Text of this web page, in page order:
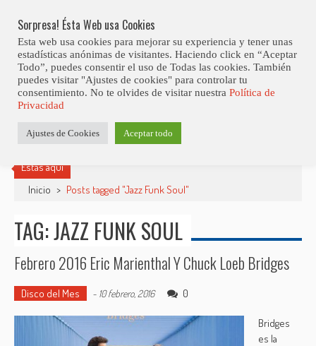
content
Club Contest.
Estás aquí
Inicio > Posts tagged "Jazz Funk Soul"
TAG: JAZZ FUNK SOUL
Febrero 2016 Eric Marienthal Y Chuck Loeb Bridges
Disco del Mes - 10 febrero, 2016 0
Bridges
es la
Sorpresa! Ésta Web usa Cookies
Esta web usa cookies para mejorar su experiencia y tener unas
estadísticas anónimas de visitantes. Haciendo click en “Aceptar
Todo”, puedes consentir el uso de Todas las cookies. También
puedes visitar "Ajustes de cookies" para controlar tu
consentimiento. No te olvides de visitar nuestra Política de
Privacidad
Ajustes de Cookies Aceptar todo